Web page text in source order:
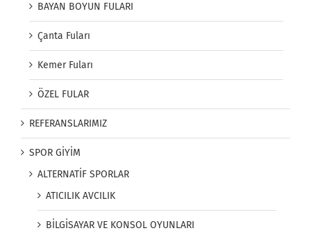
BAYAN BOYUN FULARI
Çanta Fuları
Kemer Fuları
ÖZEL FULAR
REFERANSLARIMIZ
SPOR GİYİM
ALTERNATİF SPORLAR
ATICILIK AVCILIK
BİLGİSAYAR VE KONSOL OYUNLARI